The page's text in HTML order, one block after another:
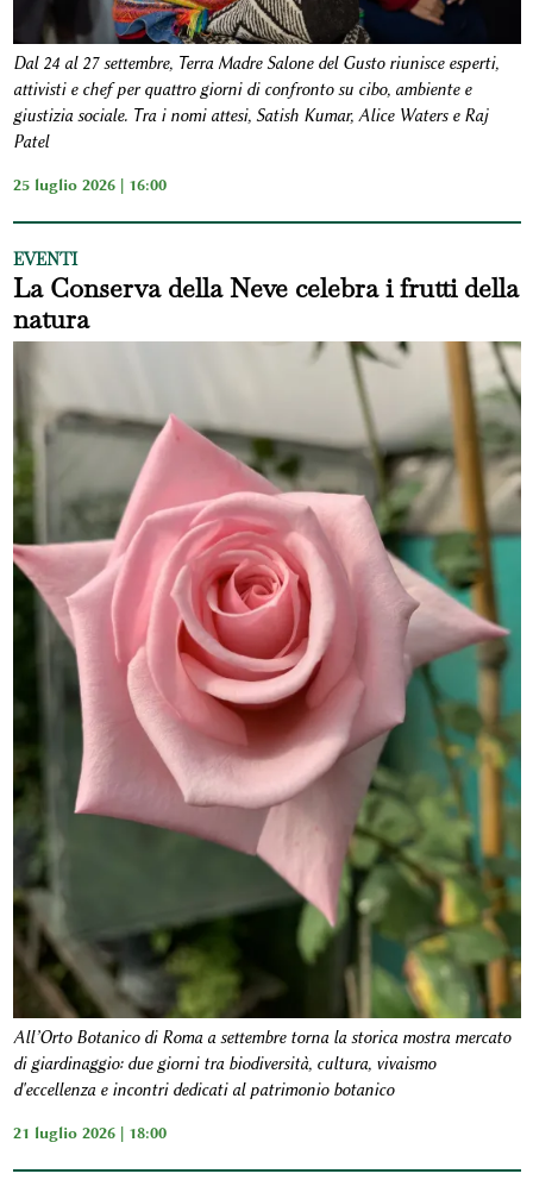
Dal 24 al 27 settembre, Terra Madre Salone del Gusto riunisce esperti,
attivisti e chef per quattro giorni di confronto su cibo, ambiente e
giustizia sociale. Tra i nomi attesi, Satish Kumar, Alice Waters e Raj
Patel
25 luglio 2026 | 16:00
EVENTI
La Conserva della Neve celebra i frutti della
natura
All’Orto Botanico di Roma a settembre torna la storica mostra mercato
di giardinaggio: due giorni tra biodiversità, cultura, vivaismo
d'eccellenza e incontri dedicati al patrimonio botanico
21 luglio 2026 | 18:00